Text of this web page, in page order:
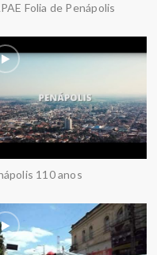
Folia de Penápolis
110 anos